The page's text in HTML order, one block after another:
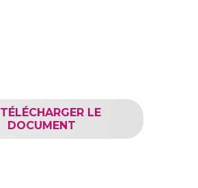
TÉLÉCHARGER LE
DOCUMENT